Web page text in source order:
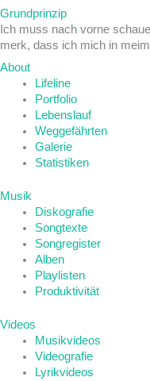
Grundprinzip
Ich muss nach vorne
merk, dass ich mich in
About
Lifeline
Portfolio
Lebenslauf
Weggefährten
Galerie
Statistiken
Musik
Diskografie
Songtexte
Songregister
Alben
Playlisten
Produktivität
Videos
Musikvideos
Videografie
Lyrikvideos